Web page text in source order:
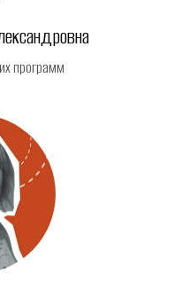
программ